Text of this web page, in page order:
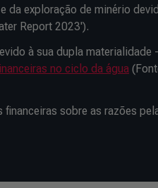
da exploração de minério
Report 2023').
à sua dupla materialidade
no ciclo da água
sobre as razões